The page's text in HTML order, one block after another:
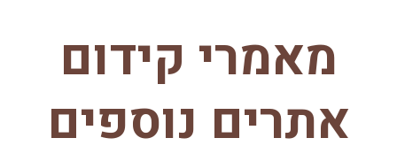
מאמרי קידום
אתרים נוספים